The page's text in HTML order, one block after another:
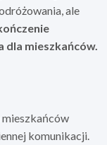
ale
dla mieszkańców.
komunikacji.